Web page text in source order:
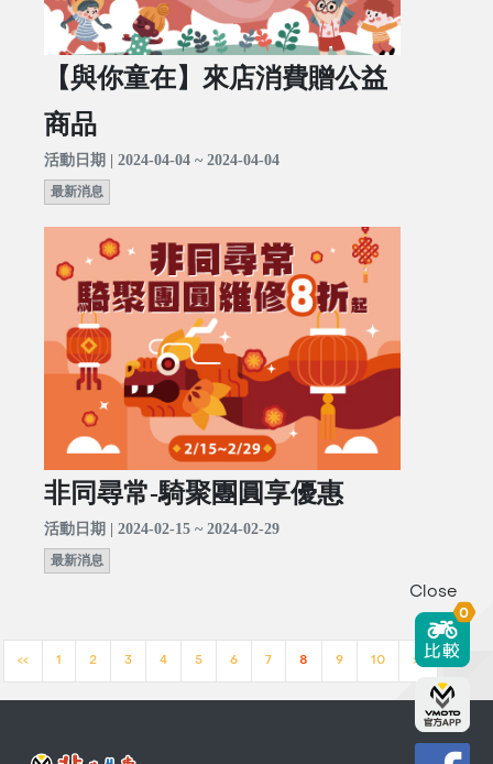
【與你童在】來店消費贈公益
商品
活動日期 | 2024-04-04 ~ 2024-04-04
最新消息
非同尋常-騎聚團圓享優惠
活動日期 | 2024-02-15 ~ 2024-02-29
最新消息
<< 1 2 3 4 5 6 7 8 9 10 >>
Close
0